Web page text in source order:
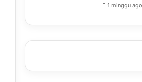
1 minggu ago